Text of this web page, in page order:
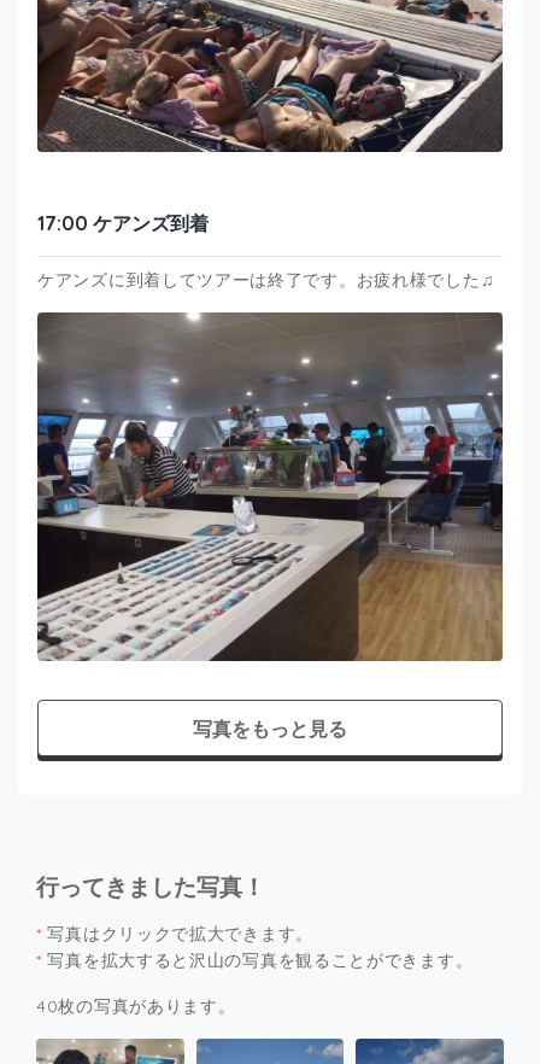
17:00 ケアンズ到着
ケアンズに到着してツアーは終了です。お疲れ様でした♫
写真をもっと見る
行ってきました写真！
* 写真はクリックで拡大できます。
* 写真を拡大すると沢山の写真を観ることができます。
40枚の写真があります。